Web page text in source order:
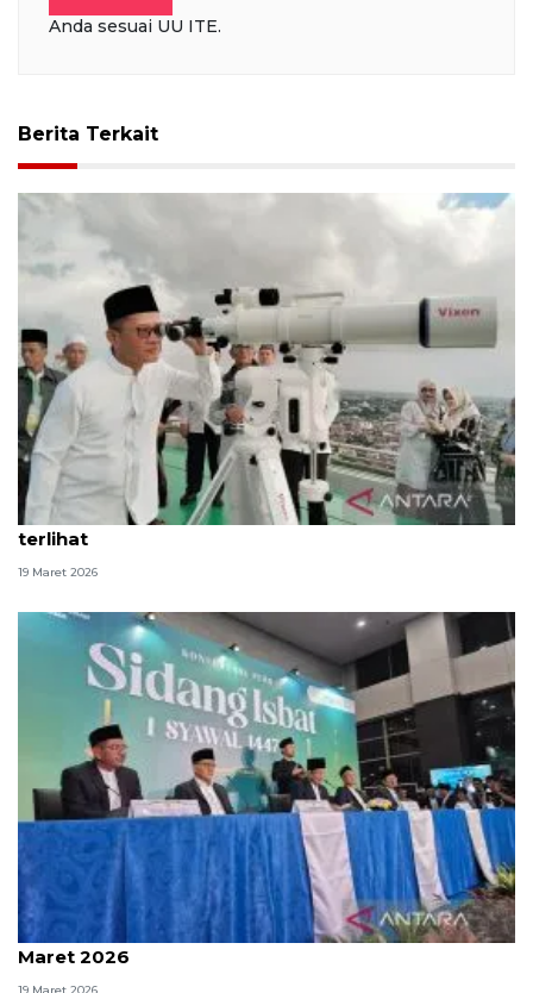
Anda sesuai UU ITE.
Berita Terkait
Kemenag Sumsel sebut hilal di Palembang tak
terlihat
19 Maret 2026
Pemerintah tetapkan Idul Fitri jatuh pada Sabtu 21
Maret 2026